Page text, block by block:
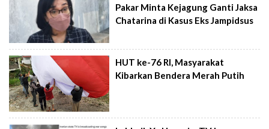
Pakar Minta Kejagung Ganti Jaksa
Chatarina di Kasus Eks Jampidsus
HUT ke-76 RI, Masyarakat
Kibarkan Bendera Merah Putih